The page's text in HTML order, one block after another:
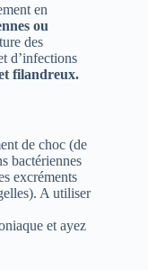
en
ou
des
d’infections
filandreux.
de choc (de
bactériennes
excréments
A utiliser
et ayez